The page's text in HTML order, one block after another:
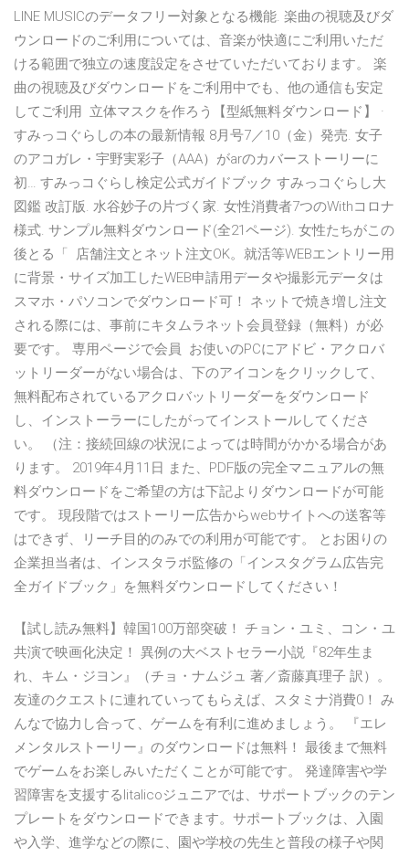
LINE MUSICのデータフリー対象となる機能. 楽曲の視聴及びダ
ウンロードのご利用については、音楽が快適にご利用いただ
ける範囲で独立の速度設定をさせていただいております。 楽
曲の視聴及びダウンロードをご利用中でも、他の通信も安定
してご利用 立体マスクを作ろう【型紙無料ダウンロード】 ·
すみっコぐらしの本の最新情報 8月号7／10（金）発売. 女子
のアコガレ・宇野実彩子（AAA）がarのカバーストーリーに
初… すみっコぐらし検定公式ガイドブック すみっコぐらし大
図鑑 改訂版. 水谷妙子の片づく家. 女性消費者7つのWithコロナ
様式. サンプル無料ダウンロード(全21ページ). 女性たちがこの
後とる「 店舗注文とネット注文OK。就活等WEBエントリー用
に背景・サイズ加工したWEB申請用データや撮影元データは
スマホ・パソコンでダウンロード可！ ネットで焼き増し注文
される際には、事前にキタムラネット会員登録（無料）が必
要です。 専用ページで会員 お使いのPCにアドビ・アクロバ
ットリーダーがない場合は、下のアイコンをクリックして、
無料配布されているアクロバットリーダーをダウンロード
し、インストーラーにしたがってインストールしてくださ
い。 （注：接続回線の状況によっては時間がかかる場合があ
ります。 2019年4月11日 また、PDF版の完全マニュアルの無
料ダウンロードをご希望の方は下記よりダウンロードが可能
です。 現段階ではストーリー広告からwebサイトへの送客等
はできず、リーチ目的のみでの利用が可能です。 とお困りの
企業担当者は、インスタラボ監修の「インスタグラム広告完
全ガイドブック」を無料ダウンロードしてください！
【試し読み無料】韓国100万部突破！ チョン・ユミ、コン・ユ
共演で映画化決定！ 異例の大ベストセラー小説『82年生ま
れ、キム・ジヨン』（チョ・ナムジュ 著／斎藤真理子 訳）。
友達のクエストに連れていってもらえば、スタミナ消費0！ み
んなで協力し合って、ゲームを有利に進めましょう。 『エレ
メンタルストーリー』のダウンロードは無料！ 最後まで無料
でゲームをお楽しみいただくことが可能です。 発達障害や学
習障害を支援するlitalicoジュニアでは、サポートブックのテン
プレートをダウンロードできます。サポートブックは、入園
や入学、進学などの際に、園や学校の先生と普段の様子や関